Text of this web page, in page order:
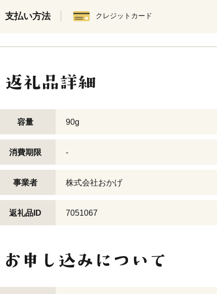
支払い方法 クレジットカード
容量 90g
消費期限 -
事業者 株式会社おかげ
返礼品ID 7051067